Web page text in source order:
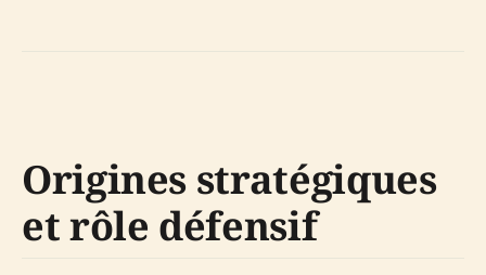
Origines stratégiques
et rôle défensif